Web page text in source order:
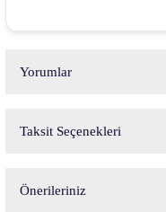
Yorumlar
Taksit Seçenekleri
Önerileriniz